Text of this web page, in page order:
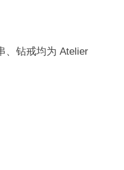
、钻戒均为 Atelier